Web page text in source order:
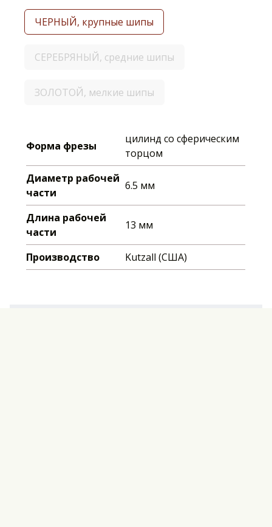
ЧЕРНЫЙ, крупные шипы
СЕРЕБРЯНЫЙ, средние шипы
ЗОЛОТОЙ, мелкие шипы
Форма фрезы
цилинд со сферическим
торцом
Диаметр рабочей
части
6.5 мм
Длина рабочей
части
13 мм
Производство Kutzall (США)